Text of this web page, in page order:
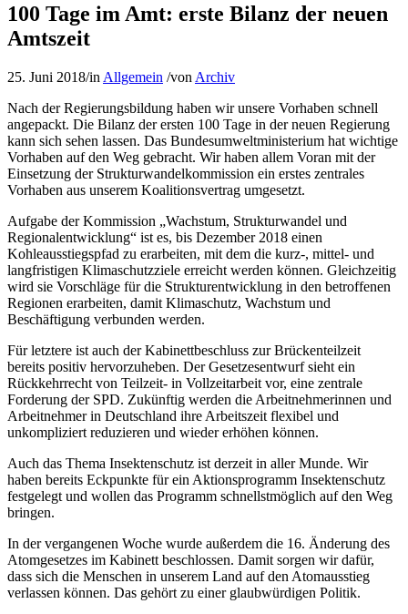
100 Tage im Amt: erste Bilanz der neuen
Amtszeit
25. Juni 2018/in Allgemein /von Archiv
Nach der Regierungsbildung haben wir unsere Vorhaben schnell
angepackt. Die Bilanz der ersten 100 Tage in der neuen Regierung
kann sich sehen lassen. Das Bundesumweltministerium hat wichtige
Vorhaben auf den Weg gebracht. Wir haben allem Voran mit der
Einsetzung der Strukturwandelkommission ein erstes zentrales
Vorhaben aus unserem Koalitionsvertrag umgesetzt.
Aufgabe der Kommission „Wachstum, Strukturwandel und
Regionalentwicklung“ ist es, bis Dezember 2018 einen
Kohleausstiegspfad zu erarbeiten, mit dem die kurz-, mittel- und
langfristigen Klimaschutzziele erreicht werden können. Gleichzeitig
wird sie Vorschläge für die Strukturentwicklung in den betroffenen
Regionen erarbeiten, damit Klimaschutz, Wachstum und
Beschäftigung verbunden werden.
Für letztere ist auch der Kabinettbeschluss zur Brückenteilzeit
bereits positiv hervorzuheben. Der Gesetzesentwurf sieht ein
Rückkehrrecht von Teilzeit- in Vollzeitarbeit vor, eine zentrale
Forderung der SPD. Zukünftig werden die Arbeitnehmerinnen und
Arbeitnehmer in Deutschland ihre Arbeitszeit flexibel und
unkompliziert reduzieren und wieder erhöhen können.
Auch das Thema Insektenschutz ist derzeit in aller Munde. Wir
haben bereits Eckpunkte für ein Aktionsprogramm Insektenschutz
festgelegt und wollen das Programm schnellstmöglich auf den Weg
bringen.
In der vergangenen Woche wurde außerdem die 16. Änderung des
Atomgesetzes im Kabinett beschlossen. Damit sorgen wir dafür,
dass sich die Menschen in unserem Land auf den Atomausstieg
verlassen können. Das gehört zu einer glaubwürdigen Politik.